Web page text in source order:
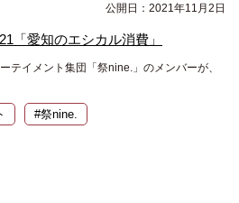
公開日：2021年11月2日
「愛知のエシカル消費」
テイメント集団「祭nine.」のメンバーが、
#祭nine.